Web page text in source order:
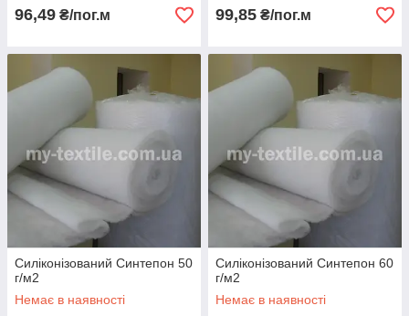
96,49 ₴/пог.м 99,85 ₴/пог.м
Силіконізований Синтепон 50
г/м2
Немає в наявності
Силіконізований Синтепон 60
г/м2
Немає в наявності